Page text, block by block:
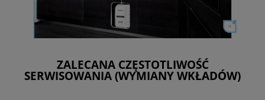
ZALECANA CZĘSTOTLIWOŚĆ
SERWISOWANIA (WYMIANY WKŁADÓW)